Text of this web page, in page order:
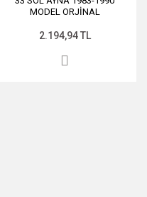
MODEL ORJİNAL
2.194,94 TL